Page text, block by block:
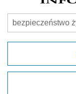
bezpieczeństwo